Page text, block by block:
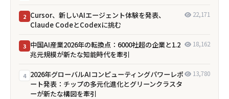
2 Cursor、新しいAIエージェント体験を発表、
Claude CodeとCodexに挑む
22,171
3 中国AI産業2026年の転換点：6000社超の企業と1.2
兆元規模が新たな知能時代を牽引
18,162
4 2026年グローバルAIコンピューティングパワーレポ
ート発表：チップの多元化進化とグリーンクラスタ
ーが新たな構図を牽引
13,780